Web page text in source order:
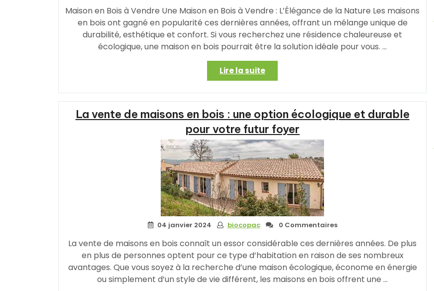
Maison en Bois à Vendre Une Maison en Bois à Vendre : L’Élégance de la Nature Les maisons
en bois ont gagné en popularité ces dernières années, offrant un mélange unique de
durabilité, esthétique et confort. Si vous recherchez une résidence chaleureuse et
écologique, une maison en bois pourrait être la solution idéale pour vous. …
Lire la suite« Propriété
Charmante
:
Maison
en
Bois
à
Vendre
dans
un
Cadre
Naturel »
La vente de maisons en bois : une option écologique et durable
pour votre futur foyer
04 janvier 2024 biocopac 0 Commentaires
La vente de maisons en bois connaît un essor considérable ces dernières années. De plus
en plus de personnes optent pour ce type d’habitation en raison de ses nombreux
avantages. Que vous soyez à la recherche d’une maison écologique, économe en énergie
ou simplement d’un style de vie différent, les maisons en bois offrent une …